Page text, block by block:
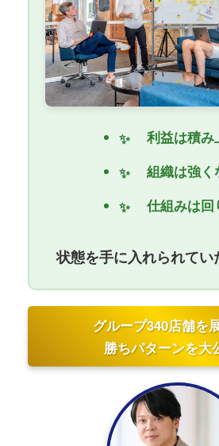
利益は積み
組織は強く
仕組みは回
状態を手に入れられてい
グループ340店舗を
勝ちパターンを大